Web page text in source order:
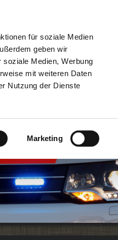
für soziale Medien
geben wir
Medien, Werbung
mit weiteren Daten
Nutzung der Dienste
Marketing
Spenden